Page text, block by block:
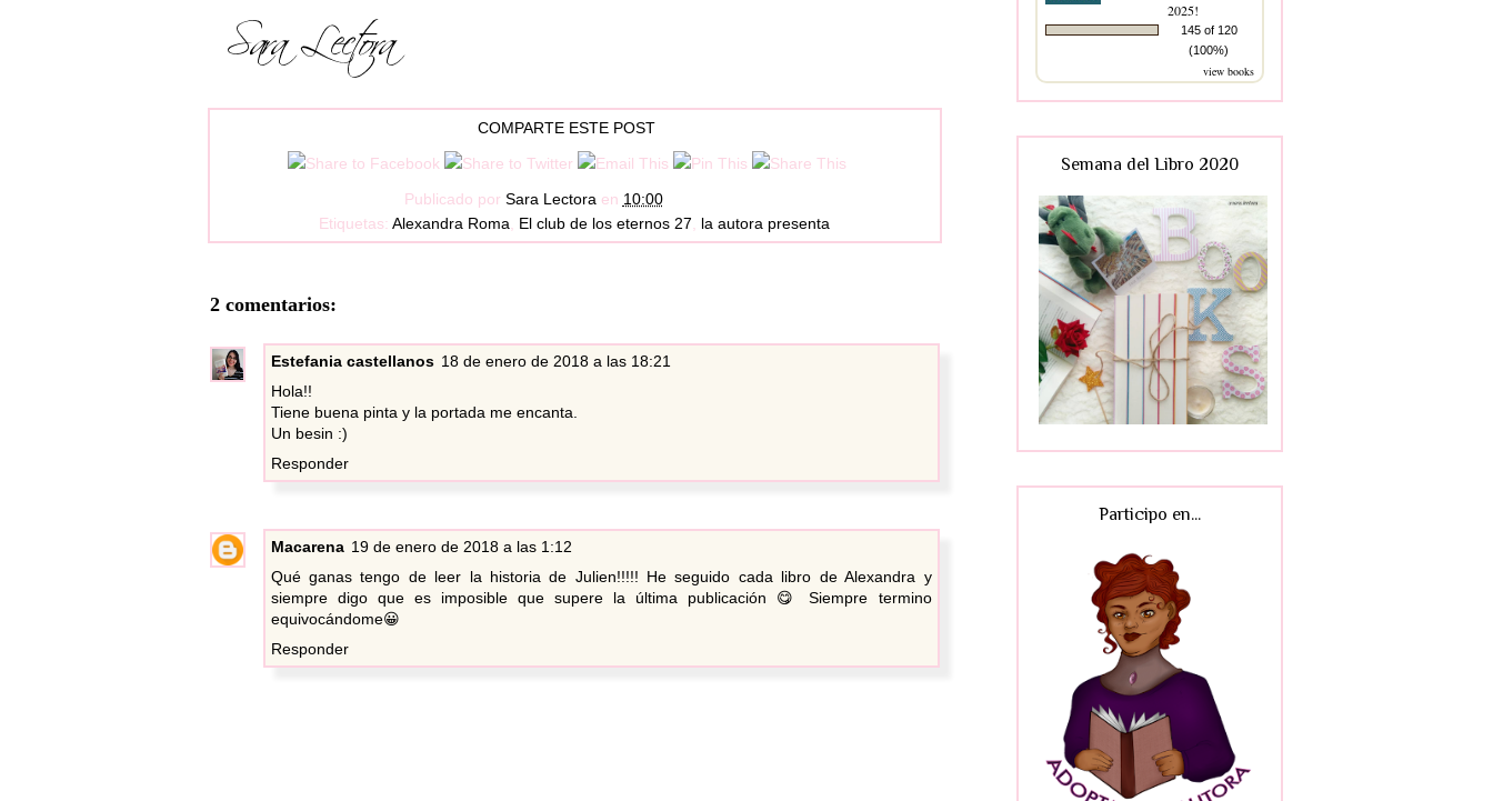
COMPARTE ESTE POST
Publicado por Sara Lectora en 10:00
Etiquetas: Alexandra Roma, El club de los eternos 27, la autora presenta
2 comentarios:
Estefania castellanos 18 de enero de 2018 a las 18:21
Hola!!
Tiene buena pinta y la portada me encanta.
Un besin :)
Responder
Macarena 19 de enero de 2018 a las 1:12
Qué ganas tengo de leer la historia de Julien!!!!! He seguido cada libro de Alexandra y
siempre digo que es imposible que supere la última publicación 😋 Siempre termino
equivocándome😀
Responder
2025!
145 of 120
(100%)
view books
Semana del Libro 2020
Participo en...